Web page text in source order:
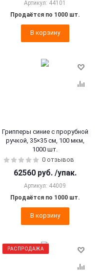
Артикул: 44101
Продаётся по 1000 шт.
В корзину
Грипперы синие с прорубной
ручкой, 35×35 см, 100 мкм,
1000 шт.
0 отзывов
62560 руб. /упак.
Артикул: 44009
Продаётся по 1000 шт.
В корзину
РАСПРОДАЖА